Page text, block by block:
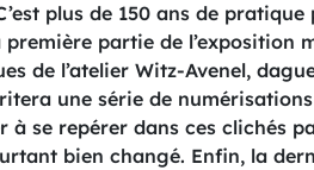
plus de 150 ans de
partie de l’exposition
de l’atelier Witz-Avenel,
une série de
à se repérer dans ces clichés
bien changé. Enfin, la